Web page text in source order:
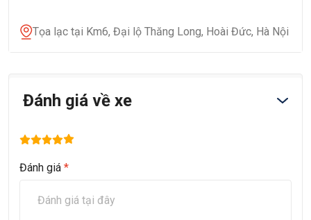
Tọa lạc tại Km6, Đại lộ Thăng Long, Hoài Đức, Hà Nội
Đánh giá về xe
Đánh giá *